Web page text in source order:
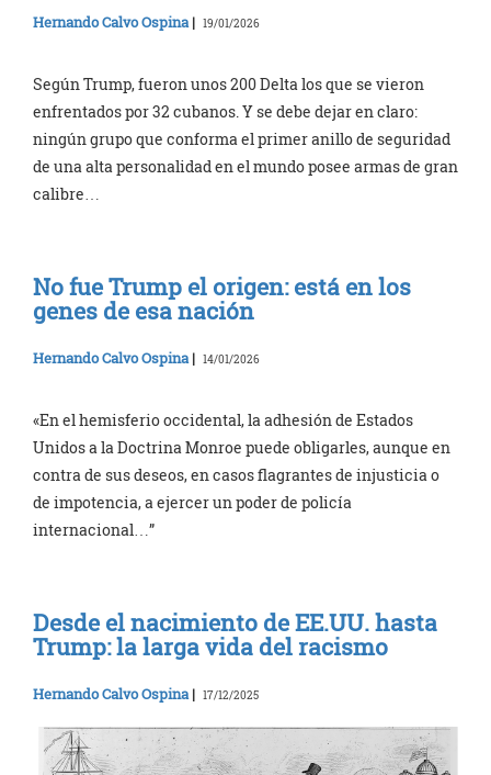
Hernando Calvo Ospina| 19/01/2026
Según Trump, fueron unos 200 Delta los que se vieron
enfrentados por 32 cubanos. Y se debe dejar en claro:
ningún grupo que conforma el primer anillo de seguridad
de una alta personalidad en el mundo posee armas de gran
calibre…
No fue Trump el origen: está en los
genes de esa nación
Hernando Calvo Ospina | 14/01/2026
«En el hemisferio occidental, la adhesión de Estados
Unidos a la Doctrina Monroe puede obligarles, aunque en
contra de sus deseos, en casos flagrantes de injusticia o
de impotencia, a ejercer un poder de policía
internacional…”
Desde el nacimiento de EE.UU. hasta
Trump: la larga vida del racismo
Hernando Calvo Ospina | 17/12/2025